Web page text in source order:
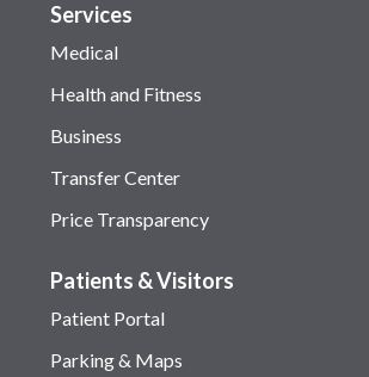
Services
Medical
Health and Fitness
Business
Transfer Center
Price Transparency
Patients & Visitors
Patient Portal
Parking & Maps